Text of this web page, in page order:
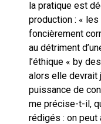
la pratique est
production : «
foncièrement
au détriment
l’éthique « by
alors elle devrait
puissance de
me précise-t-il,
rédigés : on peut